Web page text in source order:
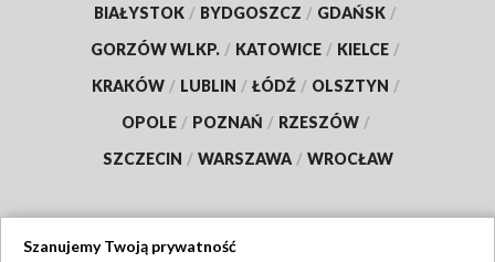
BIAŁYSTOK / BYDGOSZCZ / GDAŃSK /
GORZÓW WLKP. / KATOWICE / KIELCE /
KRAKÓW / LUBLIN / ŁÓDŹ / OLSZTYN /
OPOLE / POZNAŃ / RZESZÓW /
SZCZECIN / WARSZAWA / WROCŁAW
Szanujemy Twoją prywatność